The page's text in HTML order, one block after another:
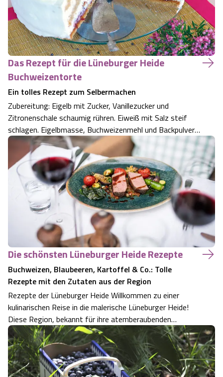
Das Rezept für die Lüneburger Heide
Buchweizentorte
Ein tolles Rezept zum Selbermachen
Zubereitung: Eigelb mit Zucker, Vanillezucker und
Zitronenschale schaumig rühren. Eiweiß mit Salz steif
schlagen. Eigelbmasse, Buchweizenmehl und Backpulver
unter die Eiweißmasse ziehen. Teig in eine Springform
geben und etwa 30 Minuten auf 180 °C im vorgeheizten
Backofen auf mittlerer Schiene back…
Die schönsten Lüneburger Heide Rezepte
Buchweizen, Blaubeeren, Kartoffel & Co.: Tolle
Rezepte mit den Zutaten aus der Region
Rezepte der Lüneburger Heide Willkommen zu einer
kulinarischen Reise in die malerische Lüneburger Heide!
Diese Region, bekannt für ihre atemberaubenden
Heidelandschaften und reiche Geschichte, ist auch ein
Schatzkästchen für Liebhaberinnen der regionalen Küche.
Wir entführen Sie in eine Welt volle…